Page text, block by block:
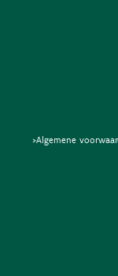
>Algemene